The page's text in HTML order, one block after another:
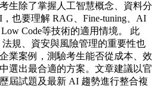
生除了掌握人工智慧概念、資料分
也要理解 RAG、Fine-tuning、AI
Code等技術的適用情境。 此
規、資安與風險管理的重要性也
業案例，測驗考生能否從成本、效
選出最合適的方案。文章建議以官
屆試題及最新 AI 趨勢進行整合複